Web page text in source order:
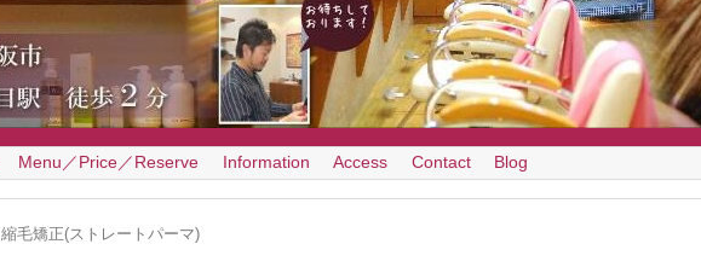
Menu／Price／Reserve Information Access Contact Blog
縮毛矯正(ストレートパーマ)